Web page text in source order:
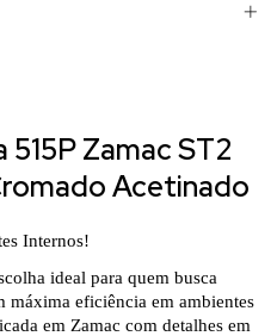
Zamac ST2
Acetinado
Internos!
ideal para quem busca
máxima eficiência em ambientes
em Zamac com detalhes em